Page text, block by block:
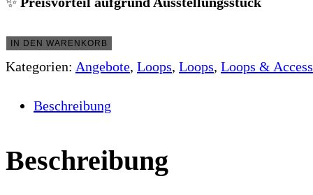
Loopschal
„Spider
kuschelig
IN DEN WARENKORB
Kategorien: Angebote, Loops, Loops, Loops &
Beschreibung
Beschreibung